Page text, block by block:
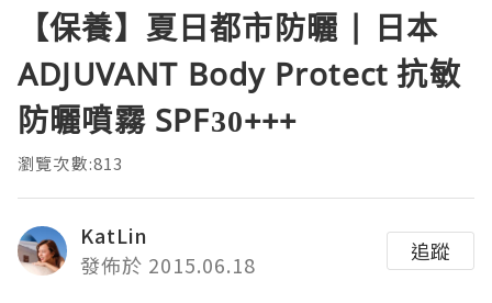
【保養】夏日都市防曬 | 日本
ADJUVANT Body Protect 抗敏
防曬噴霧 SPF30+++
瀏覽次數:813
KatLin
發佈於 2015.06.18
追蹤